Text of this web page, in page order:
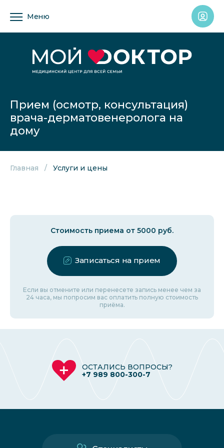
Меню
Прием (осмотр, консультация)
врача-дерматовенеролога на
дому
Главная Услуги и цены
Стоимость приема от 5000 руб.
Записаться на прием
Если вы отмените или перенесете запись менее чем за
24 часа, мы попросим вас оплатить полную стоимость
приёма.
ОСТАЛИСЬ ВОПРОСЫ?
+7 989 800-300-7